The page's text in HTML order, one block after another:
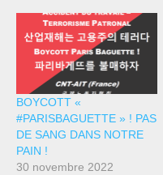
BOYCOTT «
#PARISBAGUETTE » ! PAS
DE SANG DANS NOTRE
PAIN !
30 novembre 2022